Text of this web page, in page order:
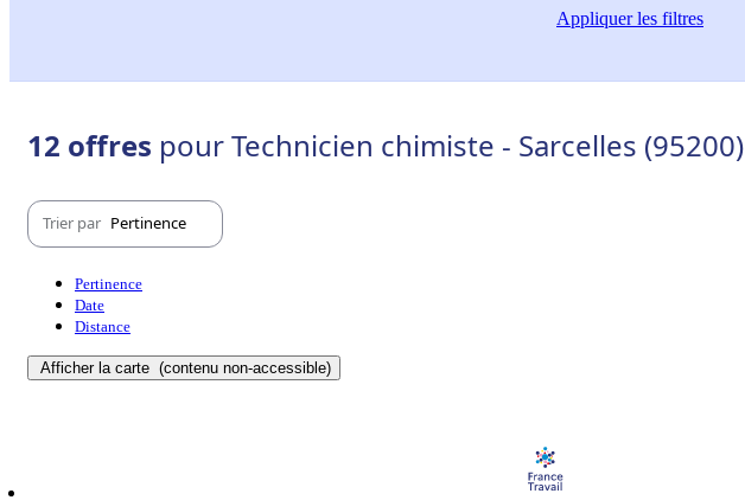
Appliquerles filtres
12 offres pour Technicien chimiste - Sarcelles (95200)
Trier par Pertinence
Pertinence
Date
Distance
Afficher la carte (contenu non-accessible)